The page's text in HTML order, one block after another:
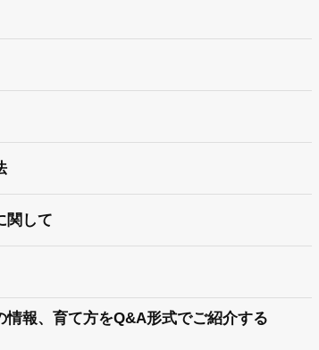
関して
情報、育て方をQ&A形式でご紹介する